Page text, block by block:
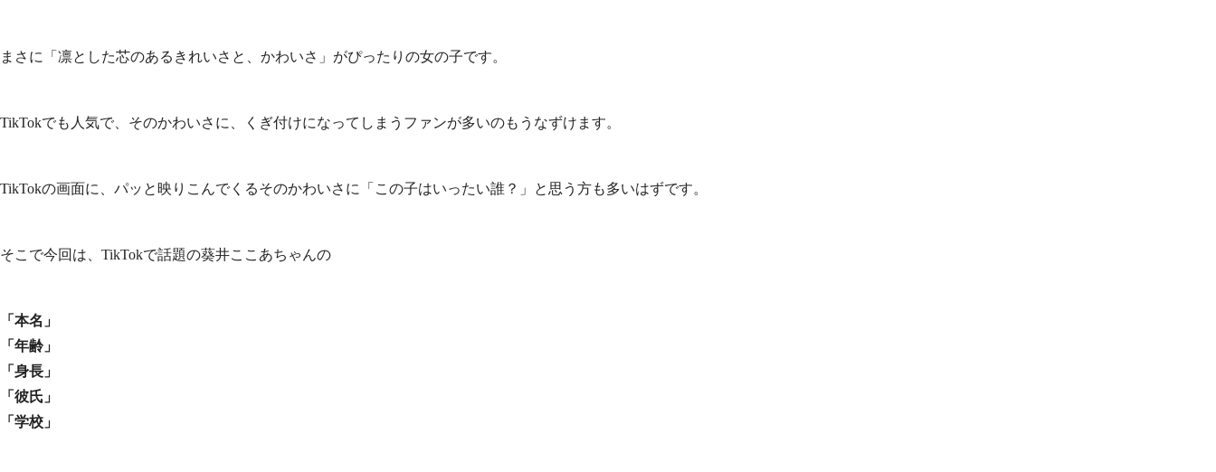
まさに「凛とした芯のあるきれいさと、かわいさ」がぴったりの女の子です。
TikTokでも人気で、そのかわいさに、くぎ付けになってしまうファンが多いのもうなずけます。
TikTokの画面に、パッと映りこんでくるそのかわいさに「この子はいったい誰？」と思う方も多いはずです。
そこで今回は、TikTokで話題の葵井ここあちゃんの
「本名」
「年齢」
「身長」
「彼氏」
「学校」